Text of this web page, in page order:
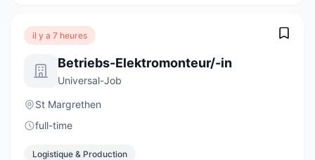
il y a 7 heures
Betriebs-Elektromonteur/-in
Universal-Job
St Margrethen
full-time
Logistique & Production